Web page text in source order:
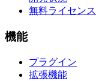
無料ライセンス
機能
プラグイン
拡張機能